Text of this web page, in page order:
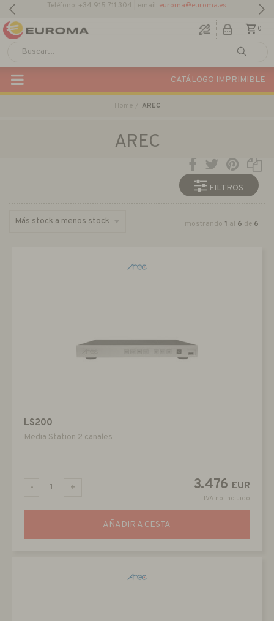
Descargar Catálogo Actual
0
CATÁLOGO IMPRIMIBLE
Home AREC
AREC
FILTROS
mostrando 1 al 6 de 6
LS200
Media Station 2 canales
3.476 EUR
IVA no incluido
- +
AÑADIR A CESTA